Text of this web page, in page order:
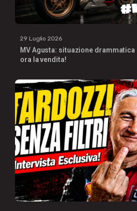
29 Luglio 2026
MV Agusta: situazione drammatica
ora la vendita!